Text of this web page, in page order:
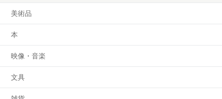
美術品
本
映像・音楽
文具